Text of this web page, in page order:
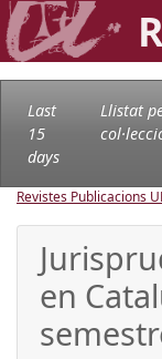
Last
15
days
Llistat
Revistes Publicacions
en